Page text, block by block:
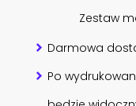
Zestaw
Darmowa
Po